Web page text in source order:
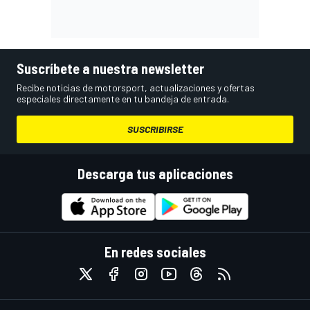
Suscríbete a nuestra newsletter
Recibe noticias de motorsport, actualizaciones y ofertas
especiales directamente en tu bandeja de entrada.
SUSCRIBIRSE
Descarga tus aplicaciones
En redes sociales